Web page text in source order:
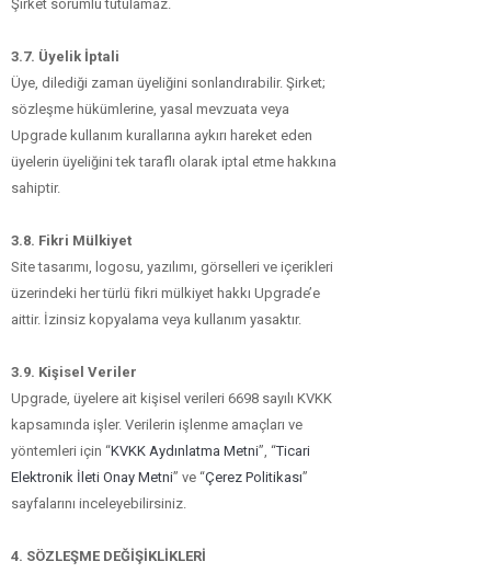
Şirket sorumlu tutulamaz.
3.7. Üyelik İptali
Üye, dilediği zaman üyeliğini sonlandırabilir. Şirket;
sözleşme hükümlerine, yasal mevzuata veya
Upgrade kullanım kurallarına aykırı hareket eden
üyelerin üyeliğini tek taraflı olarak iptal etme hakkına
sahiptir.​​
3.8. Fikri Mülkiyet
Site tasarımı, logosu, yazılımı, görselleri ve içerikleri
üzerindeki her türlü fikri mülkiyet hakkı Upgrade’e
aittir. İzinsiz kopyalama veya kullanım yasaktır.
3.9. Kişisel Veriler
Upgrade, üyelere ait kişisel verileri 6698 sayılı KVKK
kapsamında işler. Verilerin işlenme amaçları ve
yöntemleri için “KVKK Aydınlatma Metni”, “Ticari
Elektronik İleti Onay Metni” ve “Çerez Politikası”
sayfalarını inceleyebilirsiniz.
4. SÖZLEŞME DEĞİŞİKLİKLERİ